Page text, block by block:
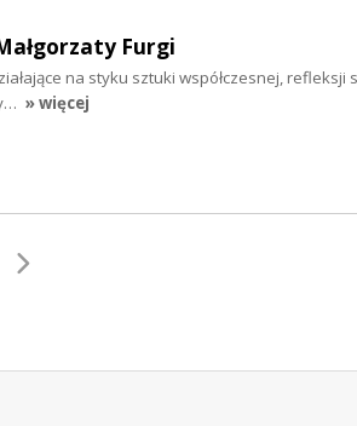
Furgi
na styku sztuki współczesnej, refleksji
» więcej